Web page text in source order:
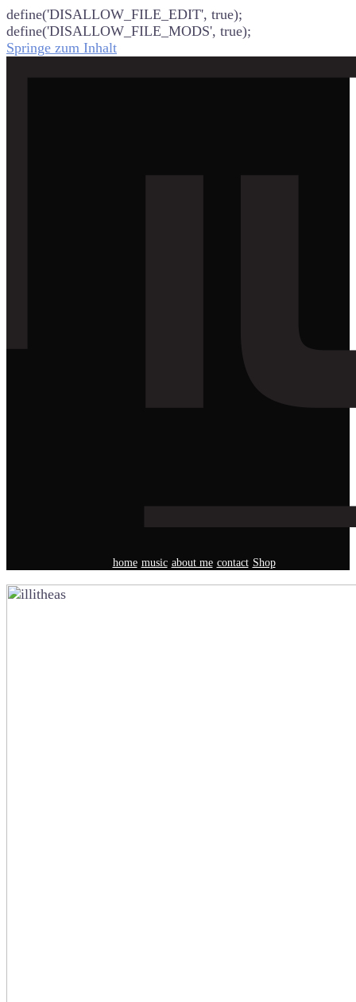
define('DISALLOW_FILE_EDIT', true);
define('DISALLOW_FILE_MODS', true);
Springe zum Inhalt
home music about me contact Shop